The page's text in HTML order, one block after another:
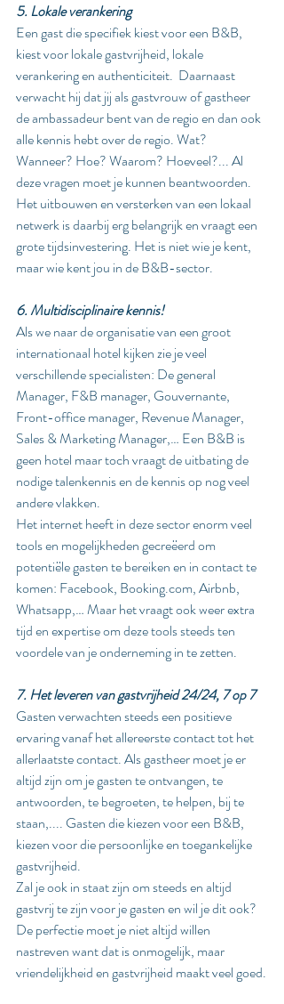
5. Lokale verankering
Een gast die specifiek kiest voor een B&B,
kiest voor lokale gastvrijheid, lokale
verankering en authenticiteit.  Daarnaast
verwacht hij dat jij als gastvrouw of gastheer
de ambassadeur bent van de regio en dan ook
alle kennis hebt over de regio. Wat?
Wanneer? Hoe? Waarom? Hoeveel?... Al
deze vragen moet je kunnen beantwoorden.
Het uitbouwen en versterken van een lokaal
netwerk is daarbij erg belangrijk en vraagt een
grote tijdsinvestering. Het is niet wie je kent,
maar wie kent jou in de B&B-sector.
6. Multidisciplinaire kennis!
Als we naar de organisatie van een groot
internationaal hotel kijken zie je veel
verschillende specialisten: De general
Manager, F&B manager, Gouvernante,
Front-office manager, Revenue Manager,
Sales & Marketing Manager,… Een B&B is
geen hotel maar toch vraagt de uitbating de
nodige talenkennis en de kennis op nog veel
andere vlakken.
Het internet heeft in deze sector enorm veel
tools en mogelijkheden gecreëerd om
potentiële gasten te bereiken en in contact te
komen: Facebook, Booking.com, Airbnb,
Whatsapp,… Maar het vraagt ook weer extra
tijd en expertise om deze tools steeds ten
voordele van je onderneming in te zetten.
7. Het leveren van gastvrijheid 24/24, 7 op 7
Gasten verwachten steeds een positieve
ervaring vanaf het allereerste contact tot het
allerlaatste contact. Als gastheer moet je er
altijd zijn om je gasten te ontvangen, te
antwoorden, te begroeten, te helpen, bij te
staan,.... Gasten die kiezen voor een B&B,
kiezen voor die persoonlijke en toegankelijke
gastvrijheid.
Zal je ook in staat zijn om steeds en altijd
gastvrij te zijn voor je gasten en wil je dit ook?
De perfectie moet je niet altijd willen
nastreven want dat is onmogelijk, maar
vriendelijkheid en gastvrijheid maakt veel goed.